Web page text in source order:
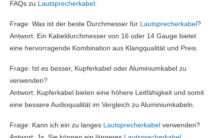
FAQs zu Lautsprecherkabel:
Frage: Was ist der beste Durchmesser für Lautsprecherkabel?
Antwort: Ein Kabeldurchmesser von 16 oder 14 Gauge bietet
eine hervorragende Kombination aus Klangqualität und Preis.
Frage: Ist es besser, Kupferkabel oder Aluminiumkabel zu
verwenden?
Antwort: Kupferkabel bieten eine höhere Leitfähigkeit und somit
eine bessere Audioqualität im Vergleich zu Aluminiumkabeln.
Frage: Kann ich ein zu langes Lautsprecherkabel verwenden?